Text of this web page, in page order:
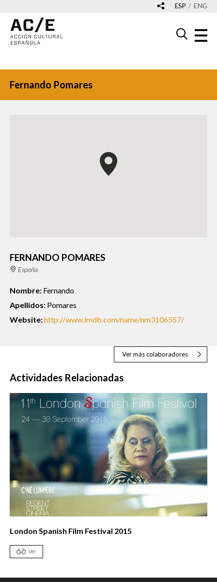
ESP ENG
Fernando Pomares
FERNANDO POMARES
España
Nombre: Fernando
Apellidos: Pomares
Website:http://www.imdb.com/name/nm3106557/
Ver más colaboradores
Actividades Relacionadas
London Spanish Film Festival 2015
Ver